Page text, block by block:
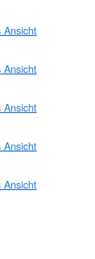
Ansicht
Ansicht
Ansicht
Ansicht
Ansicht